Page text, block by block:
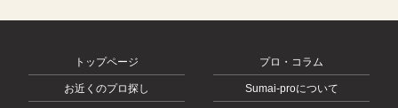
トップページ プロ・コラム
お近くのプロ探し Sumai-proについて